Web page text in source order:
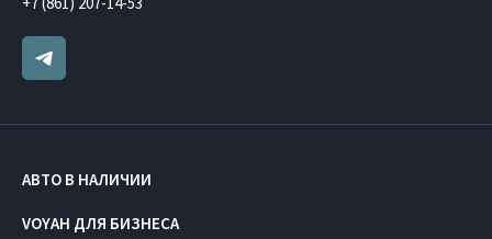
АВТО В НАЛИЧИИ
VOYAH ДЛЯ БИЗНЕСА